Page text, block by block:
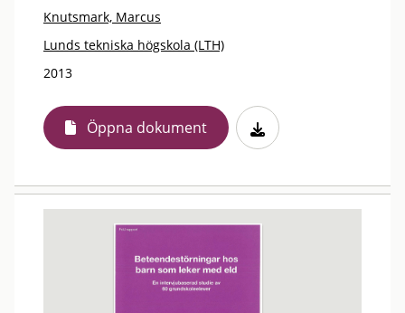
Knutsmark, Marcus
Lunds tekniska högskola (LTH)
2013
Öppna dokument